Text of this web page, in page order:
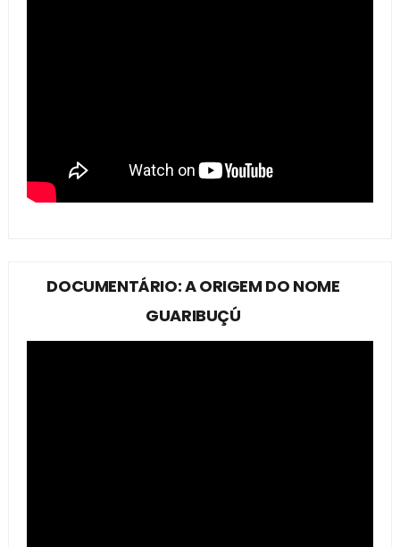
DOCUMENTÁRIO: A ORIGEM DO NOME
GUARIBUÇÚ